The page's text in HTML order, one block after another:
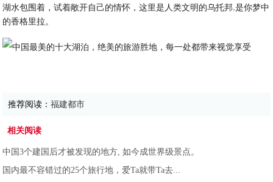
湖水包围着，试着敞开自己的情怀，这里是人类文明的乌托邦.是你梦中
的香格里拉。
推荐阅读：福建都市
相关阅读
中国3个建国后才被发现的地方, 如今成世界级景点。
国内最不容错过的25个旅行地，爱Ta就带Ta去...